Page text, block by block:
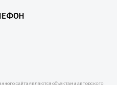
сайта являются объектами авторского